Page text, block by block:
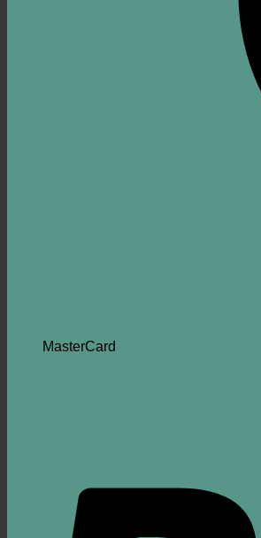
MasterCard